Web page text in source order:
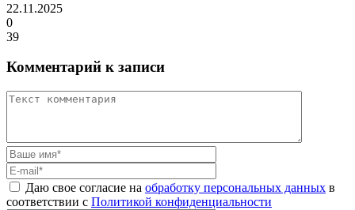
22.11.2025
0
39
Комментарий к записи
Даю свое согласие на обработку персональных данных в
соответствии с Политикой конфиденциальности